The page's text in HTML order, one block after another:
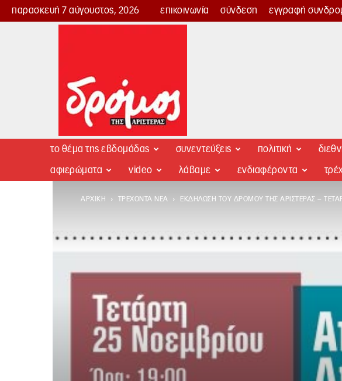
παρασκευή 7 αύγουστος, 2026 επικοινωνία σύνδεση εγγραφή
Δρόμος
το θέμα της εβδομάδας συνεντεύξεις πολιτική
αφιερώματα video λάβαμε ενδιαφέροντα
ΑΡΧΙΚΉ ΤΡΈΧΟΝΤΑ ΝΈΑ ΕΚΔΉΛΩΣΗ ΤΟΥ ΔΡΌΜΟΥ ΤΗΣ ΑΡΙΣΤΕΡΆΣ –